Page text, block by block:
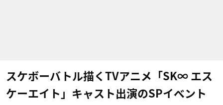
スケボーバトル描くTVアニメ「SK∞ エス
ケーエイト」キャスト出演のSPイベント